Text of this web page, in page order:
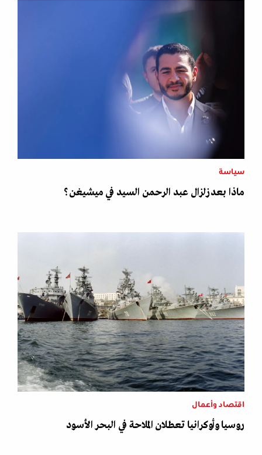
سياسة
ماذا بعد زلزال عبد الرحمن السيد في ميشيغن؟
اقتصاد وأعمال
روسيا وأوكرانيا تعطلان الملاحة في البحر الأسود